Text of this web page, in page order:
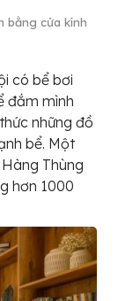
bằng cửa kính
có bể bơi
đắm mình
những đồ
bể. Một
Thùng
hơn 1000